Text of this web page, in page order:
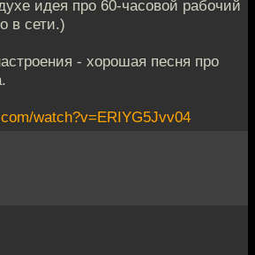
идея про 60-часовой рабочий
в сети.)
- хорошая песня про
watch?v=ERIYG5Jvv04